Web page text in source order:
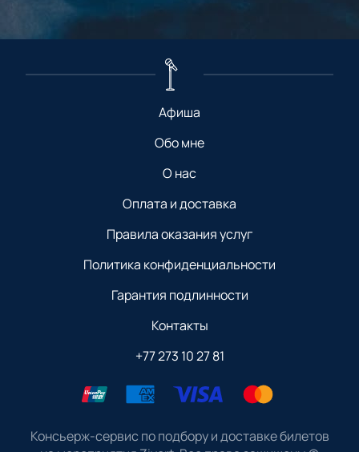
Афиша
Обо мне
О нас
Оплата и доставка
Правила оказания услуг
Политика конфиденциальности
Гарантия подлинности
Контакты
+77 273 10 27 81
Консьерж-сервис по подбору и доставке билетов